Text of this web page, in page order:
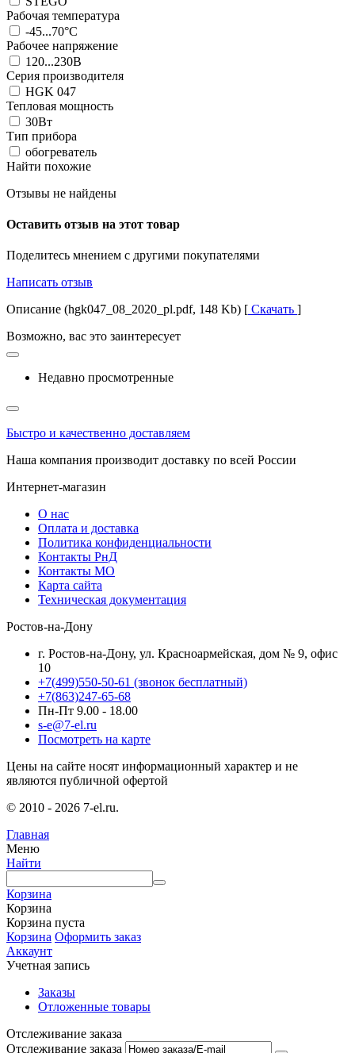
Рабочая температура
-45...70°C
Рабочее напряжение
120...230В
Серия производителя
HGK 047
Тепловая мощность
30Вт
Тип прибора
обогреватель
Найти похожие
Отзывы не найдены
Оставить отзыв на этот товар
Поделитесь мнением с другими покупателями
Написать отзыв
Описание (hgk047_08_2020_pl.pdf, 148 Kb) [ Скачать ]
Возможно, вас это заинтересует
Недавно просмотренные
Быстро и качественно доставляем
Наша компания производит доставку по всей России
Интернет-магазин
О нас
Оплата и доставка
Политика конфиденциальности
Контакты РнД
Контакты МО
Карта сайта
Техническая документация
Ростов-на-Дону
г. Ростов-на-Дону, ул. Красноармейская, дом № 9, офис
10
+7(499)550-50-61 (звонок бесплатный)
+7(863)247-65-68
Пн-Пт 9.00 - 18.00
s-e@7-el.ru
Посмотреть на карте
Цены на сайте носят информационный характер и не
являются публичной офертой
© 2010 - 2026 7-el.ru.
Главная
Меню
Найти
Корзина
Корзина
Корзина пуста
Корзина Оформить заказ
Аккаунт
Учетная запись
Заказы
Отложенные товары
Отслеживание заказа
Отслеживание заказа